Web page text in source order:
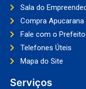
Sala do
Compra Apucarana
Fale com o Prefeito
Telefones Úteis
Mapa do Site
Serviços